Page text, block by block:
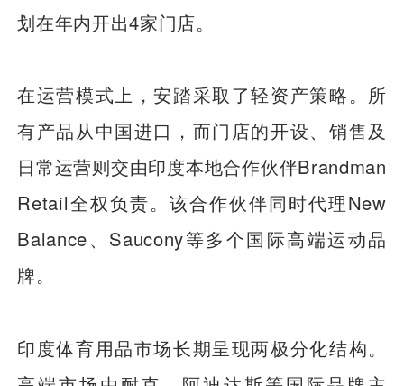
划在年内开出4家门店。
在运营模式上，安踏采取了轻资产策略。所
有产品从中国进口，而门店的开设、销售及
日常运营则交由印度本地合作伙伴Brandman
Retail全权负责。该合作伙伴同时代理New
Balance、Saucony等多个国际高端运动品
牌。
印度体育用品市场长期呈现两极分化结构。